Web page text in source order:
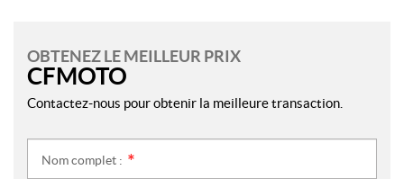
OBTENEZ LE MEILLEUR PRIX
CFMOTO
Contactez-nous pour obtenir la meilleure transaction.
Nom complet :